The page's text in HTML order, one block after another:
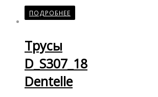
ПОДРОБНЕЕ
Трусы
D_S307_18
Dentelle